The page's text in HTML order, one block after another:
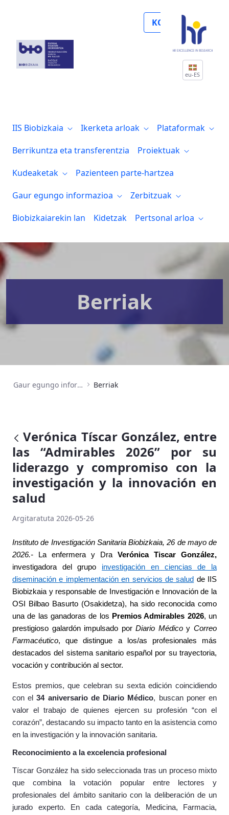
KOLABORATU
eu-ES
IIS Biobizkaia Ikerketa arloak
Plataformak
Berrikuntza eta transferentzia
Proiektuak
Kudeaketak
Pazienteen parte-hartzea
Gaur egungo informazioa
Zerbitzuak
Biobizkaiarekin lan
Kidetzak Pertsonal arloa
Berriak
Gaur egungo informazioa Berriak
Verónica Tíscar González, entre
las “Admirables 2026” por su
liderazgo y compromiso con la
investigación y la innovación en
salud
Argitaratuta 2026-05-26
Instituto de Investigación Sanitaria Biobizkaia, 26 de mayo de
2026.-
La enfermera y Dra Verónica Tiscar González,
investigadora del grupo investigación en ciencias de la
diseminación e implementación en servicios de salud de IIS
Biobizkaia y responsable de Investigación e Innovación de la
OSI Bilbao Basurto (Osakidetza), ha sido reconocida como
una de las ganadoras de los Premios Admirables 2026, un
prestigioso galardón impulsado porDiario MédicoyCorreo
Farmacéutico, que distingue a los/as profesionales más
destacados del sistema sanitario español por su trayectoria,
vocación y contribución al sector.
Estos premios, que celebran su sexta edición coincidiendo
con el34 aniversario de Diario Médico, buscan poner en
valor el trabajo de quienes ejercen su profesión “con el
corazón”, destacando su impacto tanto en la asistencia como
en la investigación y la innovación sanitaria.
Reconocimiento a la excelencia profesional
Tíscar González ha sido seleccionada tras un proceso mixto
que combina la votación popular entre lectores y
profesionales del ámbito sanitario con la deliberación de un
jurado experto. En cada categoría, Medicina, Farmacia,